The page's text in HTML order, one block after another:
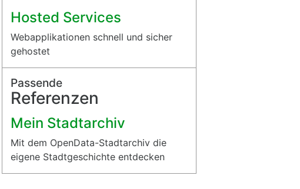
Hosted Services
Webapplikationen schnell und sicher
gehostet
Passende
Referenzen
Mein Stadtarchiv
Mit dem OpenData-Stadtarchiv die
eigene Stadtgeschichte entdecken